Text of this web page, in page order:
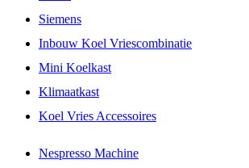
Siemens
Inbouw Koel Vriescombinatie
Mini Koelkast
Klimaatkast
Koel Vries Accessoires
Nespresso Machine